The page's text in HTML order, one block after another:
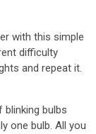
with this simple
difficulty
and repeat it.
blinking bulbs
one bulb. All you